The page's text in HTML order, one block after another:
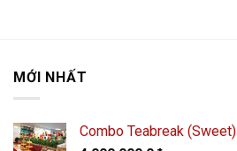
MỚI NHẤT
Combo Teabreak (Sweet)